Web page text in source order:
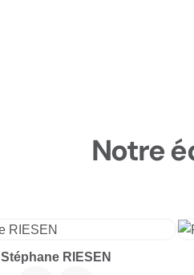
Notre
Stéphane RIESEN